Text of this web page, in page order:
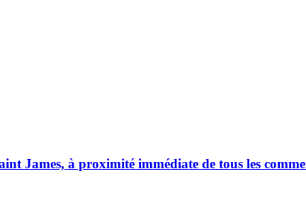
James, à proximité immédiate de tous les